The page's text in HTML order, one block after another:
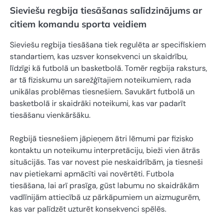
Sieviešu regbija tiesāšanas salīdzinājums ar
citiem komandu sporta veidiem
Sieviešu regbija tiesāšana tiek regulēta ar specifiskiem
standartiem, kas uzsver konsekvenci un skaidrību,
līdzīgi kā futbolā un basketbolā. Tomēr regbija raksturs,
ar tā fiziskumu un sarežģītajiem noteikumiem, rada
unikālas problēmas tiesnešiem. Savukārt futbolā un
basketbolā ir skaidrāki noteikumi, kas var padarīt
tiesāšanu vienkāršāku.
Regbijā tiesnešiem jāpieņem ātri lēmumi par fizisko
kontaktu un noteikumu interpretāciju, bieži vien ātrās
situācijās. Tas var novest pie neskaidrībām, ja tiesneši
nav pietiekami apmācīti vai novērtēti. Futbola
tiesāšana, lai arī prasīga, gūst labumu no skaidrākām
vadlīnijām attiecībā uz pārkāpumiem un aizmugurēm,
kas var palīdzēt uzturēt konsekvenci spēlēs.